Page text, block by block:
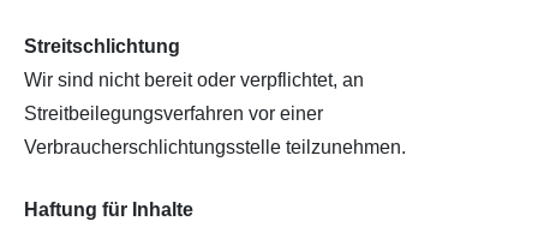
Streitschlichtung
Wir sind nicht bereit oder verpflichtet, an
Streitbeilegungsverfahren vor einer
Verbraucherschlichtungsstelle teilzunehmen.
Haftung für Inhalte